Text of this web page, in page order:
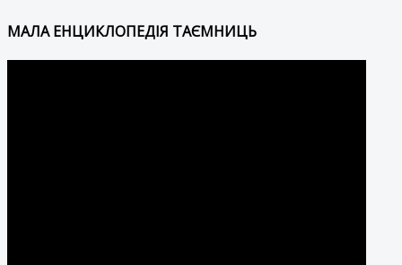
МАЛА ЕНЦИКЛОПЕДІЯ ТАЄМНИЦЬ